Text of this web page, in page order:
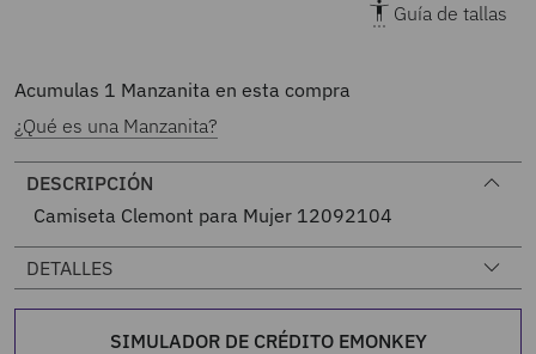
Guía de tallas
Acumulas 1 Manzanita en esta compra
¿Qué es una Manzanita?
DESCRIPCIÓN
Camiseta Clemont para Mujer 12092104
DETALLES
SIMULADOR DE CRÉDITO EMONKEY